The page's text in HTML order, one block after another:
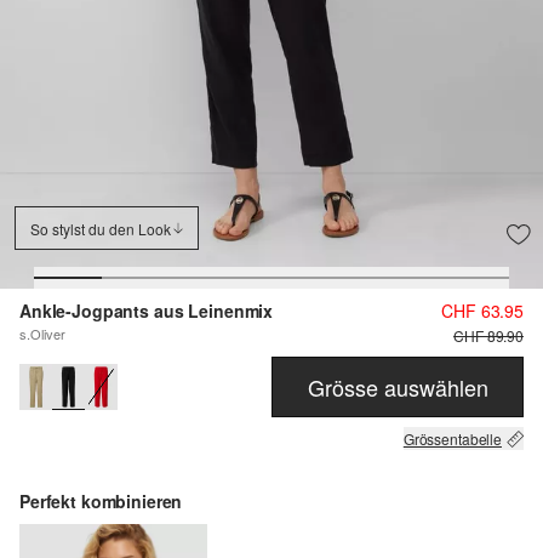
So stylst du den Look
Ankle-Jogpants aus Leinenmix
s.Oliver
CHF 63.95
CHF 89.90
Grösse auswählen
Grössentabelle
Perfekt kombinieren